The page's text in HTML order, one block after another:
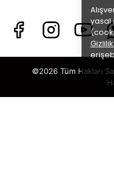
yasal
©2026 Tüm Hakları